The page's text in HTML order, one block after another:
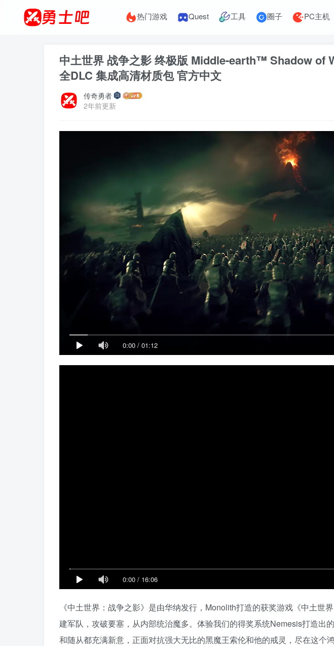
热门游戏 Quest 工具 圈子 PC主机
中土世界 战争之影 终极版 Middle-earth™ Shadow of
全DLC 集成高清材质包 官方中文
传奇勇者
2年前更新
0:00 / 01:12
0:00 / 16:06
《中土世界：战争之影》是由华纳发行，Monolith打造的获奖游戏《中土世
建军队，攻破要塞，从内部统治魔多。体验我们的得奖系统Nemesis打造出
和随从都充满新意，正面对抗强大无比的黑魔王索伦和他的戒灵，尽在这个